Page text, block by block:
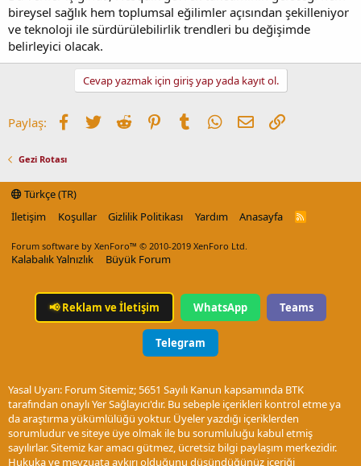
bireysel sağlık hem toplumsal eğilimler açısından şekilleniyor
ve teknoloji ile sürdürülebilirlik trendleri bu değişimde
belirleyici olacak.
Cevap yazmak için giriş yap yada kayıt ol.
Paylaş: Facebook
TwitterReddit PinterestTumblrWhatsApp
E-postaLink
Gezi Rotası
Türkçe (TR)
İletişim
Koşullar Gizlilik Politikası Yardım Anasayfa
R
Forum software by XenForo™ © 2010-2019 XenForo Ltd.
Kalabalık Yalnızlık Büyük Forum
📢Reklam ve İletişim WhatsApp Teams
Telegram
Yasal Uyarı: Forum Sitemiz; 5651 Sayılı Kanun kapsamında BTK
tarafından onaylı Yer Sağlayıcı'dır. Bu sebeple içerikleri kontrol etme ya
da araştırma yükümlülüğü yoktur. Üyeler yazdığı içeriklerden
sorumludur ve siteye üye olmak ile bu sorumluluğu kabul etmiş
sayılırlar. Sitemiz kar amacı gütmez, ücretsiz bilgi paylaşım merkezidir.
Hukuka ve mevzuata aykırı olduğunu düşündüğünüz içeriği